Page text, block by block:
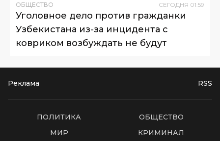
ОБЩЕСТВО СЕГОДНЯ 01:59
Уголовное дело против гражданки
Узбекистана из-за инцидента с
ковриком возбуждать не будут
Реклама RSS
ПОЛИТИКА
ОБЩЕСТВО
МИР
КРИМИНАЛ